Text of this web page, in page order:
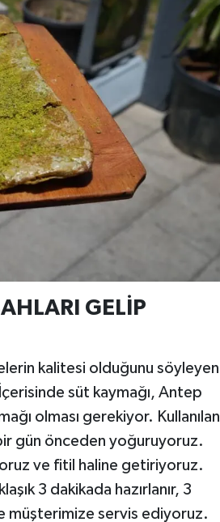
GELİP
kalitesi olduğunu söyleyen
süt kaymağı, Antep
olması gerekiyor. Kullanılan
gün önceden yoğuruyoruz.
ve fitil haline getiriyoruz.
3 dakikada hazırlanır, 3
müşterimize servis ediyoruz.